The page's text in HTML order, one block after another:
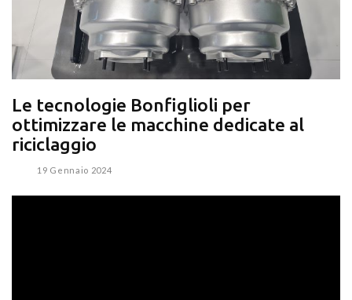
Le tecnologie Bonfiglioli per
ottimizzare le macchine dedicate al
riciclaggio
19 Gennaio 2024